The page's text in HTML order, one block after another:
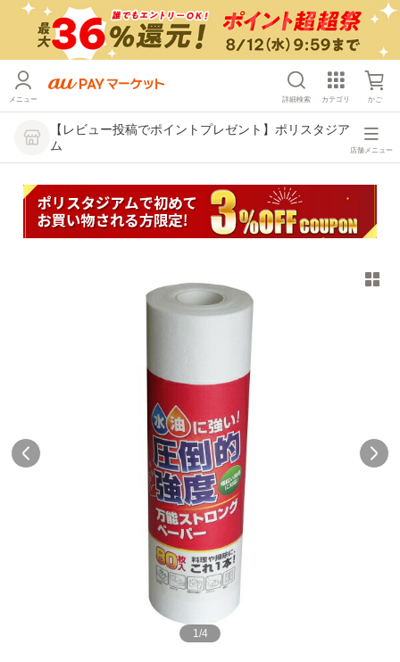
メニュー 詳細検索 カテゴリ かご
【レビュー投稿でポイントプレゼント】ポリスタジア
ム
店舗メニュー
1 /4